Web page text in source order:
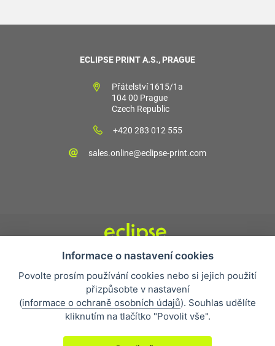
ECLIPSE PRINT A.S., PRAGUE
Přátelství 1615/1a
104 00 Prague
Czech Republic
+420 283 012 555
sales.online@eclipse-print.com
Obchodní podmínky
Nejčastější otázky
Ochrana osobních údajů
O společnosti
Whistleblowing
Informace o nastavení cookies
Povolte prosím používání cookies nebo si jejich použití
přizpůsobte v nastavení
(informace o ochraně osobních údajů). Souhlas udělíte
kliknutím na tlačítko "Povolit vše".